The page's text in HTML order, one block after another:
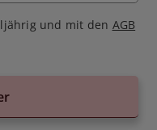
und mit den AGB